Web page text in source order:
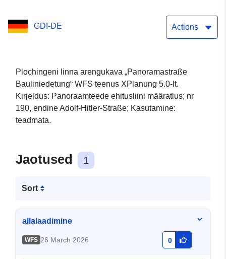
Determination“ (Panorama
teede ehitusliini
GDI-DE Actions
Plochingeni linna arengukava „Panoramastraße
Bauliniedetung“ WFS teenus XPlanung 5.0-lt.
Kirjeldus: Panoraamteede ehitusliini määratlus; nr
190, endine Adolf-Hitler-Straße; Kasutamine:
teadmata.
Jaotused 1
Sort
allalaadimine
WFS 26 March 2026 0